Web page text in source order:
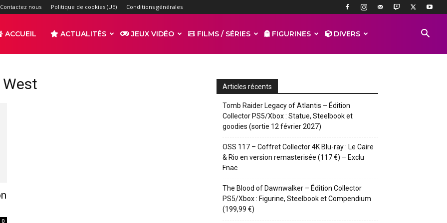
Contactez nous Politique de cookies (UE) Conditions générales
ACCUEIL ACTUALITÉS JEUX VIDÉO FILMS / SÉRIES FIGURINES DIVERS
0
Articles récents
Tomb Raider Legacy of Atlantis – Édition
Collector PS5/Xbox : Statue, Steelbook et
goodies (sortie 12 février 2027)
OSS 117 – Coffret Collector 4K Blu-ray : Le Caire
& Rio en version remasterisée (117 €) – Exclu
Fnac
The Blood of Dawnwalker – Édition Collector
PS5/Xbox : Figurine, Steelbook et Compendium
(199,99 €)